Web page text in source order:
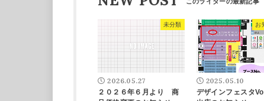
未分類
2026.05.27
２０２６年６月より 商
お
2025.05.10
デザインフェスタ